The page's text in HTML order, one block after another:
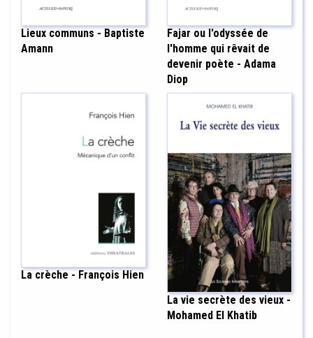
Lieux communs - Baptiste
Amann
Fajar ou l'odyssée de
l'homme qui rêvait de
devenir poète - Adama
Diop
La crèche - François Hien
La vie secrète des vieux -
Mohamed El Khatib